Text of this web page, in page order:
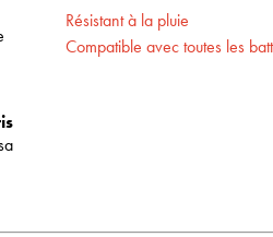
Résistant à la pluie
Compatible avec toutes les